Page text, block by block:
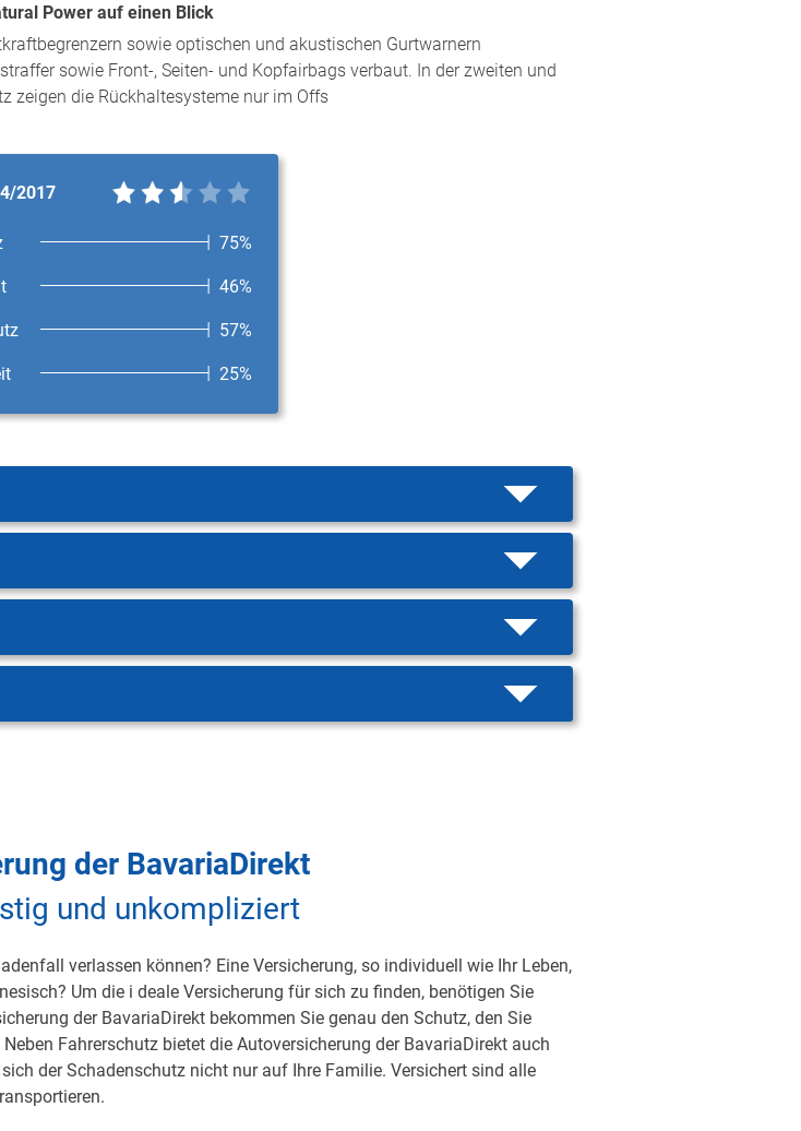
Power auf einen Blick
sowie optischen und akustischen Gurtwarnern
sowie Front-, Seiten- und Kopfairbags verbaut. In der zweiten und
zeigen die Rückhaltesysteme nur im Offs
2017
75%
46%
57%
25%
der BavariaDirekt
und unkompliziert
verlassen können? Eine Versicherung, so individuell wie Ihr Leben,
Um die i deale Versicherung für sich zu finden, benötigen Sie
der BavariaDirekt bekommen Sie genau den Schutz, den Sie
Fahrerschutz bietet die Autoversicherung der BavariaDirekt auch
der Schadenschutz nicht nur auf Ihre Familie. Versichert sind alle